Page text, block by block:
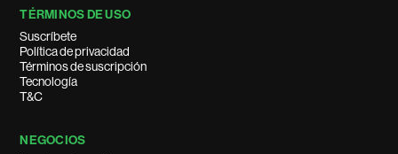
TÉRMINOS DE USO
Suscríbete
Política de privacidad
Términos de suscripción
Tecnología
T&C
NEGOCIOS